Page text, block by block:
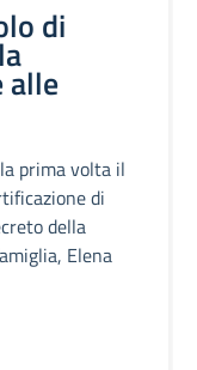
di
alle
prima volta il
di
della
Elena